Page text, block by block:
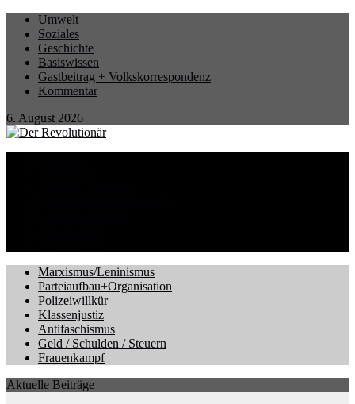
Umwelt
Soziales
Geschichte
Basiswissen
Gastbeitrag + Volkskorrespondenz
Kommentar
6. August 2026
Marxismus/Leninismus
Parteiaufbau+Organisation
Polizeiwillkür
Klassenjustiz
Antifaschismus
Geld / Schulden / Steuern
Frauenkampf
Aktuelle Beiträge